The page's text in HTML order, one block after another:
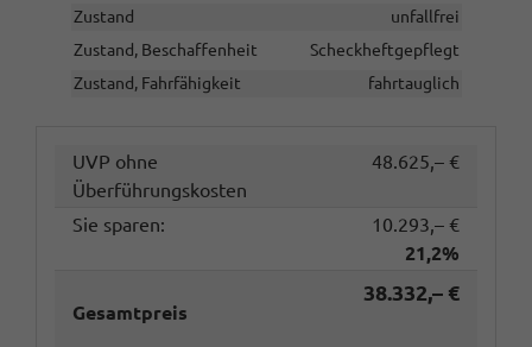
Zustand
unfallfrei
Zustand, Beschaffenheit
Scheckheftgepflegt
Zustand, Fahrfähigkeit
fahrtauglich
UVP ohne
Überführungskosten
48.625,– €
Sie sparen:
10.293,– €
21,2%
Gesamtpreis
38.332,– €